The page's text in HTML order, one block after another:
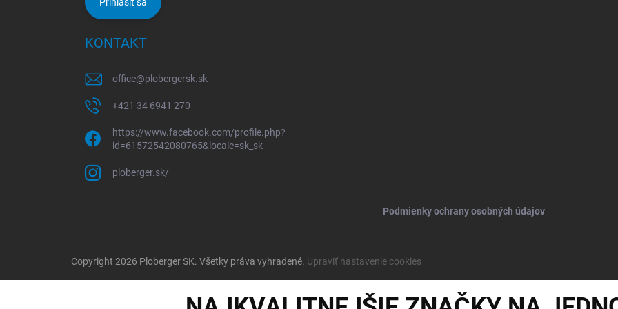
Prihlásiť sa
KONTAKT
office@plobergersk.sk
+421 34 6941 270
https://www.facebook.com/profile.php?
id=61572542080765&locale=sk_sk
ploberger.sk/
Podmienky ochrany osobných údajov
Copyright 2026 Ploberger SK. Všetky práva vyhradené. Upraviť nastavenie cookies